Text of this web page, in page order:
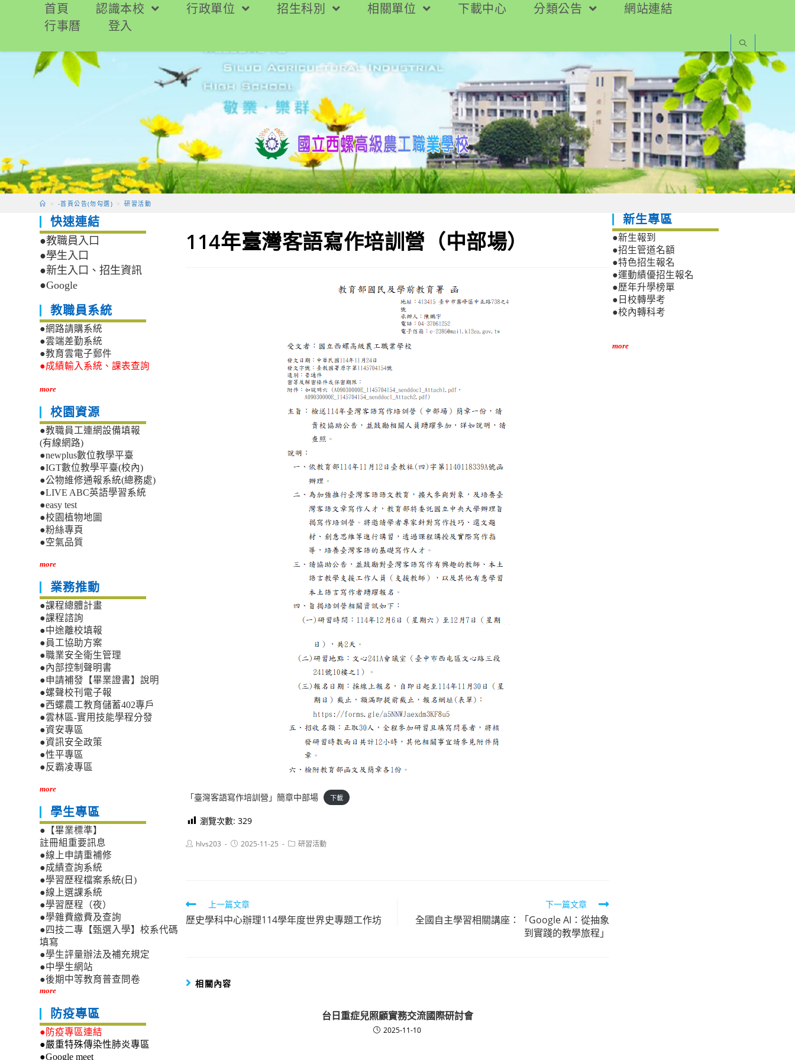
要
首頁 認識本校 行政單位 招生科別 相關單位 下載中心 分類公告
網站連結
行事曆
登入
> -首頁公告(勿勾選) > 研習活動
114年臺灣客語寫作培訓營（中部場）
「臺灣客語寫作培訓營」簡章中部場 下載
瀏覽次數: 329
Posthlvs203
Post2025-11-25
Post研習活動
Read
more
上一篇文章
歷史學科中心辦理114學年度世界史專題工作坊
下一篇文章
全國自主學習相關講座：「Google AI：從抽象
到實踐的教學旅程」
相關內容
台日重症兒照顧實務交流國際研討會
2025-11-10
快速連結
●教職員入口
●學生入口
●新生入口、招生資訊
●Google
教職員系統
●網路請購系統
●雲端差勤系統
●教育雲電子郵件
●成績輸入系統、課表查詢
more
校園資源
●教職員工連網設備填報
(有線網路)
●newplus數位教學平臺
●IGT數位教學平臺(校內)
●公物維修通報系統(總務處)
●LIVE ABC英語學習系統
●easy test
●校園植物地圖
●粉絲專頁
●空氣品質
more
業務推動
●課程總體計畫
●課程諮詢
●中途離校填報
●員工協助方案
●職業安全衛生管理
●內部控制聲明書
●申請補發【畢業證書】說明
●螺聲校刊電子報
●西螺農工教育儲蓄402專戶
●雲林區-實用技能學程分發
●資安專區
●資訊安全政策
●性平專區
●反霸凌專區
more
學生專區
●【畢業標準】
註冊組重要訊息
●線上申請重補修
●成績查詢系統
●學習歷程檔案系統(日)
●線上選課系統
●學習歷程（夜）
●學雜費繳費及查詢
●四技二專【甄選入學】校系代碼
填寫
●學生評量辦法及補充規定
●中學生網站
●後期中等教育普查問卷
more
防疫專區
●防疫專區連結
●嚴重特殊傳染性肺炎專區
●Google meet
新生專區
●新生報到
●招生管道名額
●特色招生報名
●運動績優招生報名
●歷年升學榜單
●日校轉學考
●校內轉科考
more